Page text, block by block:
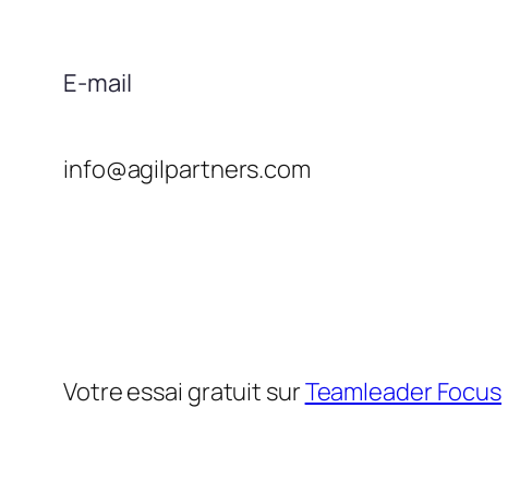
E-mail
info@agilpartners.com
Votre essai gratuit surTeamleader Focus